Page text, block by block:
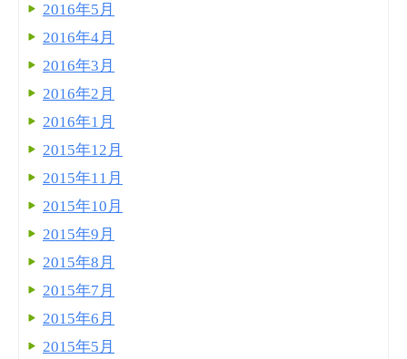
2016年5月
2016年4月
2016年3月
2016年2月
2016年1月
2015年12月
2015年11月
2015年10月
2015年9月
2015年8月
2015年7月
2015年6月
2015年5月